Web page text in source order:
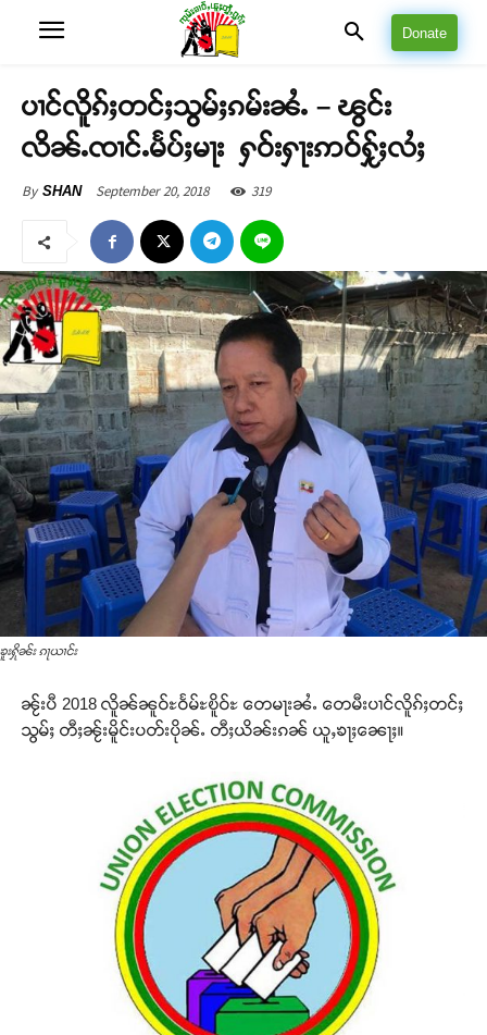
Donate
ပၢင်လိူၵ်ႈတင်ႈသွမ်ႈၵမ်းၼႆႉ – ၽွင်း
လိၼ်ႉၸၢင်ႉမႅပ်ႈမႃး ႁဝ်းႁႃးဢဝ်ႁႂ်ႈလႆႈ
By SHAN September 20, 2018 319
ၶူးႁိုၼ်း ၵႃယၢင်း
ၼႂ်းပီ 2018 လိူၼ်ၼူဝ်ႊဝႅမ်ႊၿိူဝ်ႊ တေမႃးၼႆႉ တေမီးပၢင်လိူၵ်ႈတင်ႈ
သွမ်ႈ တီႈၼႂ်းမိူင်းပတ်းပိုၼ်ႉ တီႈယိၼ်းၵၼ် ယူႇၶႃႈၼေႃႈ။